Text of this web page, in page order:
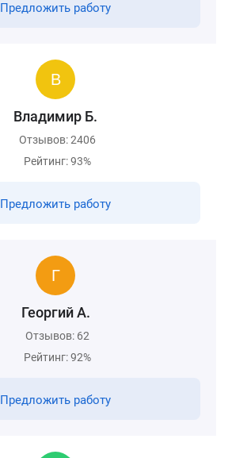
Предложить работу
Владимир Б.
Отзывов: 2406
Рейтинг: 93%
Предложить работу
Георгий А.
Отзывов: 62
Рейтинг: 92%
Предложить работу